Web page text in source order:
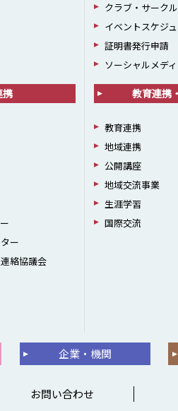
携
ー
絡協議会
クラブ・サーク
イベントスケジ
証明書発行申請
ソーシャルメデ
教育連携
教育連携
地域連携
公開講座
地域交流事業
生涯学習
国際交流
企業・機関
お問い合わせ